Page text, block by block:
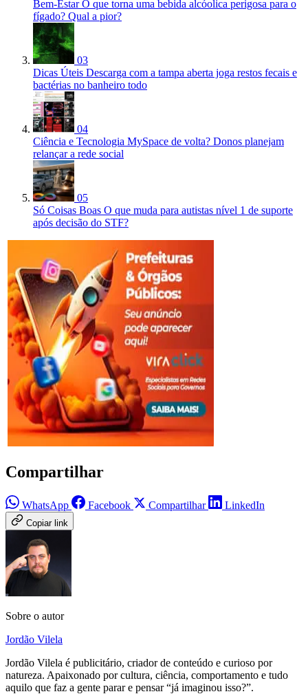
Bem-Estar O que torna uma bebida alcóolica perigosa para o
fígado? Qual a pior?
03
Dicas Úteis Descarga com a tampa aberta joga restos fecais e
bactérias no banheiro todo
04
Ciência e Tecnologia MySpace de volta? Donos planejam
relançar a rede social
05
Só Coisas Boas O que muda para autistas nível 1 de suporte
após decisão do STF?
Compartilhar
WhatsApp Facebook Compartilhar LinkedIn
Copiar link
Sobre o autor
Jordão Vilela
Jordão Vilela é publicitário, criador de conteúdo e curioso por
natureza. Apaixonado por cultura, ciência, comportamento e tudo
aquilo que faz a gente parar e pensar “já imaginou isso?”.